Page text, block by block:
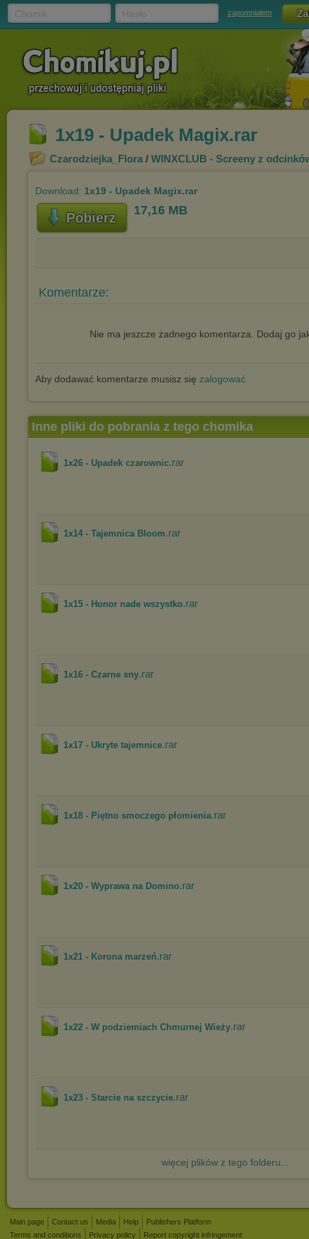
zapomniałem
1x19 - Upadek Magix.rar
Czarodziejka_Flora / WINXCLUB - Screeny z
Download: 1x19 - Upadek Magix.rar
Pobierz 17,16 MB
Komentarze:
Nie ma jeszcze żadnego komentarza. Dodaj go
Aby dodawać komentarze musisz się zalogować
Inne pliki do pobrania z tego chomika
1x26 - Upadek czarownic.rar
1x14 - Tajemnica Bloom.rar
1x15 - Honor nade wszystko.rar
1x16 - Czarne sny.rar
1x17 - Ukryte tajemnice.rar
1x18 - Piętno smoczego płomienia.rar
1x20 - Wyprawa na Domino.rar
1x21 - Korona marzeń.rar
1x22 - W podziemiach Chmurnej Wieży.rar
1x23 - Starcie na szczycie.rar
więcej plików z tego folderu...
Main page Contact us Media Help
Publishers Platform
Terms and conditions
Privacy policy Report copyright infringement